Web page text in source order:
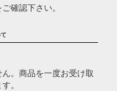
ご確認下さい。
。商品を一度お受け取
。